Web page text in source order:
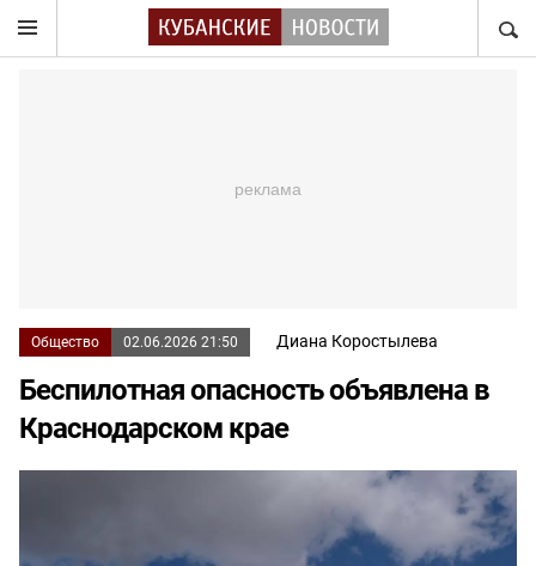
Общество 02.06.2026 21:50 Диана Коростылева
Беспилотная опасность объявлена в
Краснодарском крае